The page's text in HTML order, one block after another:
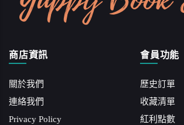
商店資訊
關於我們
連絡我們
Privacy Policy
會員功能
歷史訂單
收藏清單
紅利點數